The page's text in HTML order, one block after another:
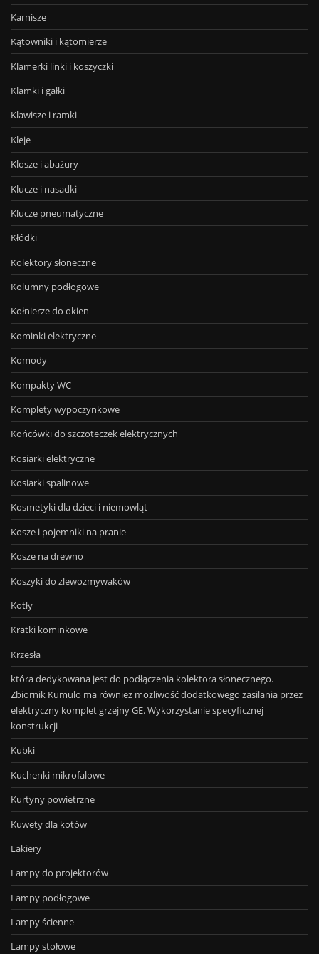
Karnisze
Kątowniki i kątomierze
Klamerki linki i koszyczki
Klamki i gałki
Klawisze i ramki
Kleje
Klosze i abażury
Klucze i nasadki
Klucze pneumatyczne
Kłódki
Kolektory słoneczne
Kolumny podłogowe
Kołnierze do okien
Kominki elektryczne
Komody
Kompakty WC
Komplety wypoczynkowe
Końcówki do szczoteczek elektrycznych
Kosiarki elektryczne
Kosiarki spalinowe
Kosmetyki dla dzieci i niemowląt
Kosze i pojemniki na pranie
Kosze na drewno
Koszyki do zlewozmywaków
Kotły
Kratki kominkowe
Krzesła
która dedykowana jest do podłączenia kolektora słonecznego.
Zbiornik Kumulo ma również możliwość dodatkowego zasilania przez
elektryczny komplet grzejny GE. Wykorzystanie specyficznej
konstrukcji
Kubki
Kuchenki mikrofalowe
Kurtyny powietrzne
Kuwety dla kotów
Lakiery
Lampy do projektorów
Lampy podłogowe
Lampy ścienne
Lampy stołowe